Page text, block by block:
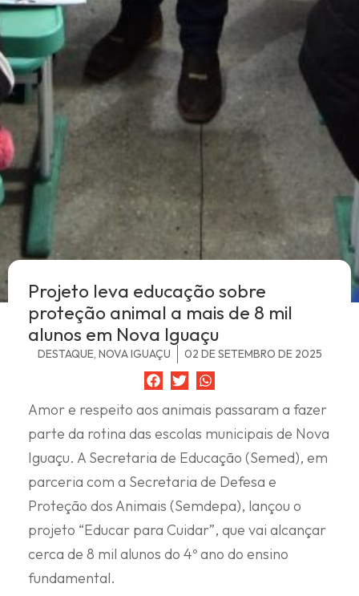
Projeto leva educação sobre
proteção animal a mais de 8 mil
alunos em Nova Iguaçu
DESTAQUE, NOVA IGUAÇU 02 DE SETEMBRO DE 2025
Amor e respeito aos animais passaram a fazer
parte da rotina das escolas municipais de Nova
Iguaçu. A Secretaria de Educação (Semed), em
parceria com a Secretaria de Defesa e
Proteção dos Animais (Semdepa), lançou o
projeto “Educar para Cuidar”, que vai alcançar
cerca de 8 mil alunos do 4º ano do ensino
fundamental.